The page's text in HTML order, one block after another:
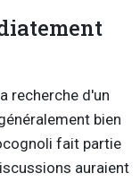
recherche d'un
bien
fait partie
auraient